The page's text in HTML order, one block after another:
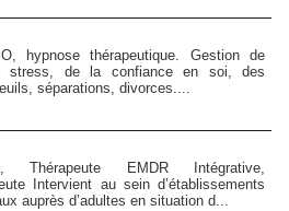
hypnose thérapeutique. Gestion de
stress, de la confiance en soi, des
séparations, divorces....
Thérapeute EMDR Intégrative,
Intervient au sein d’établissements
auprès d’adultes en situation d...